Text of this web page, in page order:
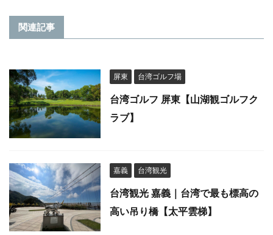
関連記事
屏東 台湾ゴルフ場
台湾ゴルフ 屏東【山湖観ゴルフク
ラブ】
嘉義 台湾観光
台湾観光 嘉義｜台湾で最も標高の
高い吊り橋【太平雲梯】